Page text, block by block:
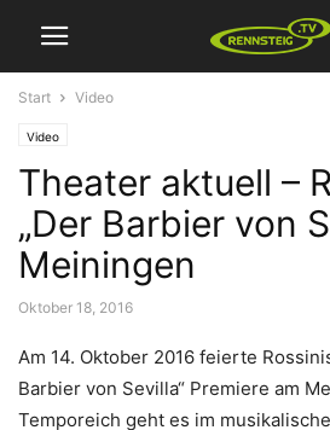
Start Video
Video
Theater aktuell –
„Der Barbier von
Meiningen
Oktober 18, 2016
Am 14. Oktober 2016 feierte
Barbier von Sevilla“ Premiere am
Temporeich geht es im